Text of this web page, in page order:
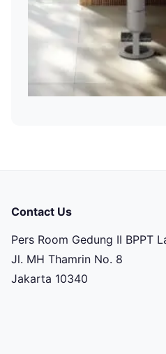
Contact Us
Pers Room Gedung II BPPT
Jl. MH Thamrin No. 8
Jakarta 10340